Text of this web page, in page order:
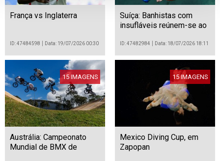
França vs Inglaterra
ID: 47484598 Data: 19/07/2026 00:30
Suíça: Banhistas com
insufláveis reúnem-se ao
Genebra
ID: 47482984 Data: 18/07/2026 18:11
15 IMAGENS
Austrália: Campeonato
Mundial de BMX de
15 IMAGENS
Mexico Diving Cup, em
Zapopan